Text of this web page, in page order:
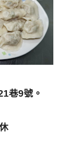
巷9號。